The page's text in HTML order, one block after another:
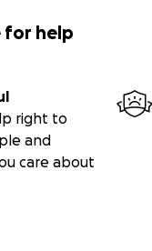
for help
right to
and
care about